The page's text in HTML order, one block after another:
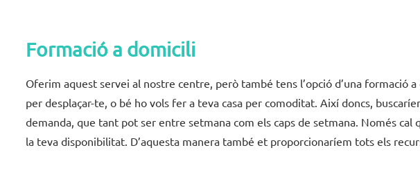
Formació a domicili
Oferim aquest servei al nostre centre, però també tens l’opció d’una formació
per desplaçar-te, o bé ho vols fer a teva casa per comoditat. Així doncs,
demanda, que tant pot ser entre setmana com els caps de setmana. Només
la teva disponibilitat. D’aquesta manera també et proporcionaríem tots els